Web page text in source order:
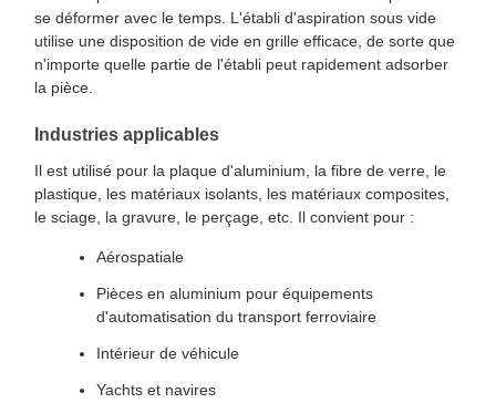
se déformer avec le temps. L'établi d'aspiration sous vide
utilise une disposition de vide en grille efficace, de sorte que
n'importe quelle partie de l'établi peut rapidement adsorber
la pièce.
Industries applicables
Il est utilisé pour la plaque d'aluminium, la fibre de verre, le
plastique, les matériaux isolants, les matériaux composites,
le sciage, la gravure, le perçage, etc. Il convient pour :
Aérospatiale
Pièces en aluminium pour équipements
d'automatisation du transport ferroviaire
Intérieur de véhicule
Yachts et navires